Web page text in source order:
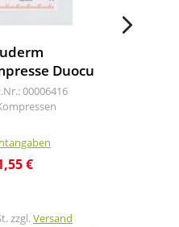
Duocu
00006416
€
zzgl.Versand